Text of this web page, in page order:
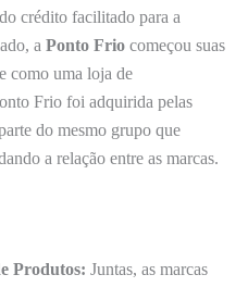
crédito facilitado para a
a Ponto Frio começou suas
como uma loja de
Frio foi adquirida pelas
do mesmo grupo que
a relação entre as marcas.
Produtos: Juntas, as marcas